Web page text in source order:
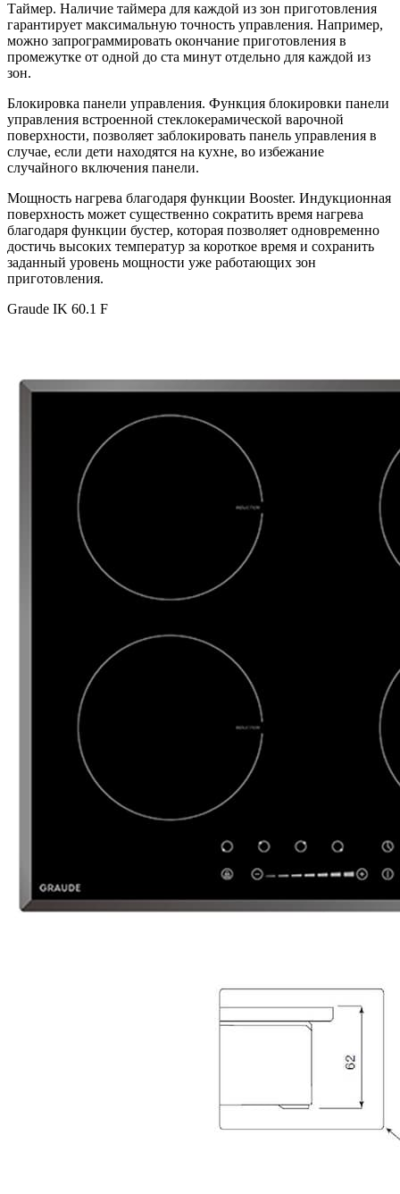
Таймер. Наличие таймера для каждой из зон приготовления
гарантирует максимальную точность управления. Например,
можно запрограммировать окончание приготовления в
промежутке от одной до ста минут отдельно для каждой из
зон.
Блокировка панели управления. Функция блокировки панели
управления встроенной стеклокерамической варочной
поверхности, позволяет заблокировать панель управления в
случае, если дети находятся на кухне, во избежание
случайного включения панели.
Мощность нагрева благодаря функции Booster. Индукционная
поверхность может существенно сократить время нагрева
благодаря функции бустер, которая позволяет одновременно
достичь высоких температур за короткое время и сохранить
заданный уровень мощности уже работающих зон
приготовления.
Graude IK 60.1 F